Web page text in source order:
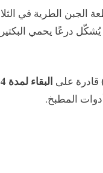
الطرية في
درعًا يحمي
قادرة على البقاء لمدة 24 ساعة
المطبخ.